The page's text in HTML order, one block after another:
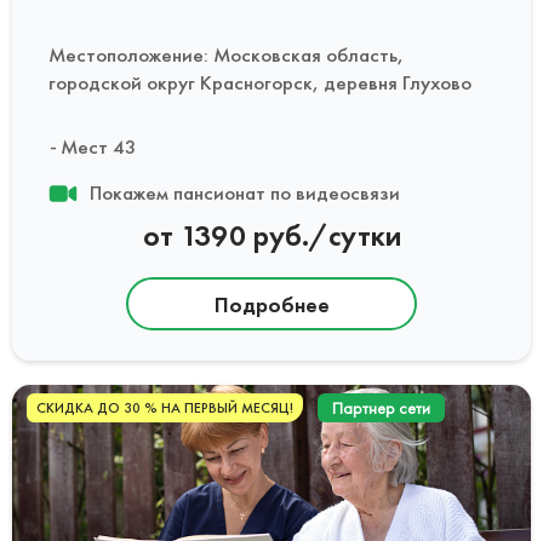
Местоположение: Московская область,
городской округ Красногорск, деревня Глухово
Мест 43
Покажем пансионат по видеосвязи
от 1390 руб./сутки
Подробнее
СКИДКА ДО 30 % НА ПЕРВЫЙ МЕСЯЦ! Партнер сети